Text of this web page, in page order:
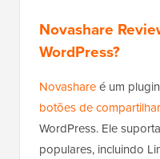
Novashare
WordPress?
Novashareé um
botões de
WordPress. Ele
populares, incluindo